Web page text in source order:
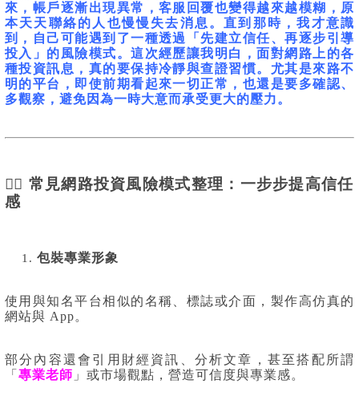
來，帳戶逐漸出現異常，客服回覆也變得越來越模糊，原
本天天聯絡的人也慢慢失去消息。直到那時，我才意識
到，自己可能遇到了一種透過「先建立信任、再逐步引導
投入」的風險模式。這次經歷讓我明白，面對網路上的各
種投資訊息，真的要保持冷靜與查證習慣。尤其是來路不
明的平台，即使前期看起來一切正常，也還是要多確認、
多觀察，避免因為一時大意而承受更大的壓力。
🕵️‍♂️ 常見網路投資風險模式整理：一步步提高信任
感
包裝專業形象
使用與知名平台相似的名稱、標誌或介面，製作高仿真的
網站與 App。
部分內容還會引用財經資訊、分析文章，甚至搭配所謂
「 專業老師 」或市場觀點，營造可信度與專業感。